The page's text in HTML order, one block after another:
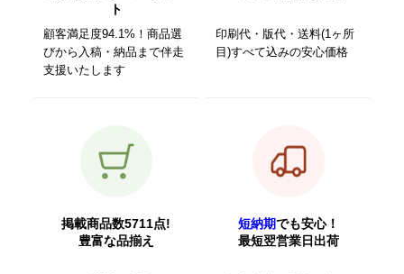
ト
顧客満足度94.1%！商品選
びから入稿・納品まで伴走
支援いたします
印刷代・版代・送料(1ヶ所
目)すべて込みの安心価格
掲載商品数5711点!
豊富な品揃え
短納期でも安心！
最短翌営業日出荷